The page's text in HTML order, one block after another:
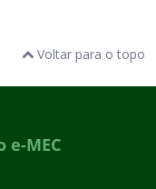
Voltar para o topo
e-MEC